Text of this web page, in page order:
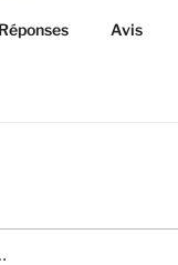
Avis